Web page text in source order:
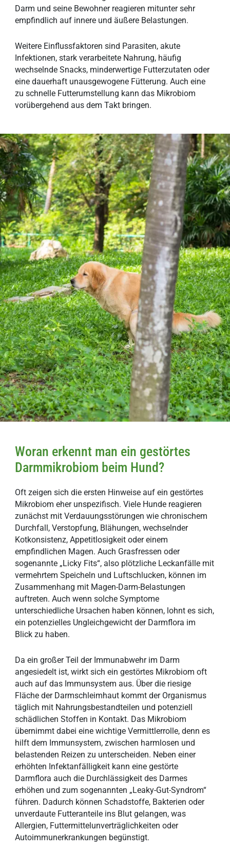
Darm und seine Bewohner reagieren mitunter sehr
empfindlich auf innere und äußere Belastungen.
Weitere Einflussfaktoren sind Parasiten, akute
Infektionen, stark verarbeitete Nahrung, häufig
wechselnde Snacks, minderwertige Futterzutaten oder
eine dauerhaft unausgewogene Fütterung. Auch eine
zu schnelle Futterumstellung kann das Mikrobiom
vorübergehend aus dem Takt bringen.
Woran erkennt man ein gestörtes
Darmmikrobiom beim Hund?
Oft zeigen sich die ersten Hinweise auf ein gestörtes
Mikrobiom eher unspezifisch. Viele Hunde reagieren
zunächst mit Verdauungsstörungen wie chronischem
Durchfall, Verstopfung, Blähungen, wechselnder
Kotkonsistenz, Appetitlosigkeit oder einem
empfindlichen Magen. Auch Grasfressen oder
sogenannte „Licky Fits“, also plötzliche Leckanfälle mit
vermehrtem Speicheln und Luftschlucken, können im
Zusammenhang mit Magen-Darm-Belastungen
auftreten. Auch wenn solche Symptome
unterschiedliche Ursachen haben können, lohnt es sich,
ein potenzielles Ungleichgewicht der Darmflora im
Blick zu haben.
Da ein großer Teil der Immunabwehr im Darm
angesiedelt ist, wirkt sich ein gestörtes Mikrobiom oft
auch auf das Immunsystem aus. Über die riesige
Fläche der Darmschleimhaut kommt der Organismus
täglich mit Nahrungsbestandteilen und potenziell
schädlichen Stoffen in Kontakt. Das Mikrobiom
übernimmt dabei eine wichtige Vermittlerrolle, denn es
hilft dem Immunsystem, zwischen harmlosen und
belastenden Reizen zu unterscheiden. Neben einer
erhöhten Infektanfälligkeit kann eine gestörte
Darmflora auch die Durchlässigkeit des Darmes
erhöhen und zum sogenannten „Leaky-Gut-Syndrom“
führen. Dadurch können Schadstoffe, Bakterien oder
unverdaute Futteranteile ins Blut gelangen, was
Allergien, Futtermittelunverträglichkeiten oder
Autoimmunerkrankungen begünstigt.